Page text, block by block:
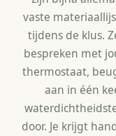
vaste
tijdens de klus.
bespreken met
thermostaat,
aan in één
door. Je krijgt